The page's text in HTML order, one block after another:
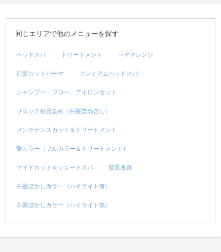
同じエリアで他のメニューを探す
ヘッドスパ トリートメント ヘアアレンジ
前髪カットパーマ プレミアムヘッドスパ
シャンプー・ブロー、アイロンセット
リタッチ根元染め（白髪染め含む）
メンテナンスカット＆トリートメント
艶カラー（フルカラー＆トリートメント）
サイドカット＆ショートスパ 髪質改善
白髪ぼかしカラー（ハイライト有）
白髪ぼかしカラー（ハイライト無）